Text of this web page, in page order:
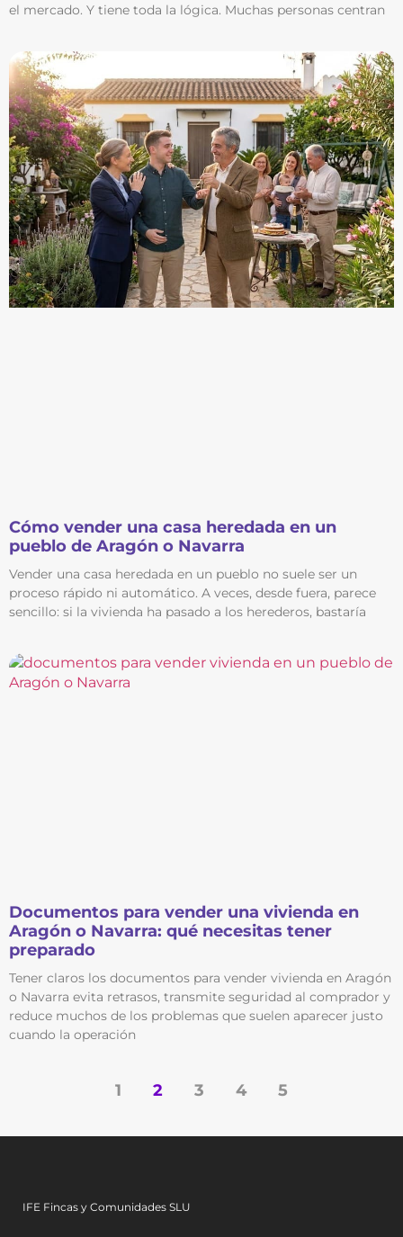
el mercado. Y tiene toda la lógica. Muchas personas centran
Cómo vender una casa heredada en un
pueblo de Aragón o Navarra
Vender una casa heredada en un pueblo no suele ser un
proceso rápido ni automático. A veces, desde fuera, parece
sencillo: si la vivienda ha pasado a los herederos, bastaría
Documentos para vender una vivienda en
Aragón o Navarra: qué necesitas tener
preparado
Tener claros los documentos para vender vivienda en Aragón
o Navarra evita retrasos, transmite seguridad al comprador y
reduce muchos de los problemas que suelen aparecer justo
cuando la operación
1 2 3 4 5
IFE Fincas y Comunidades SLU